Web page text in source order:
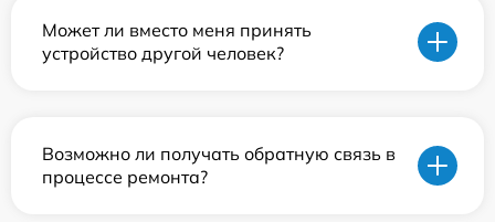
Может ли вместо меня принять
устройство другой человек?
Возможно ли получать обратную связь в
процессе ремонта?